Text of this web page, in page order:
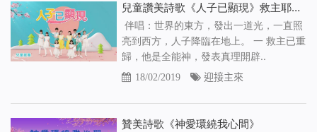
兒童讚美詩歌《人子已顯現》救主耶穌已重返人間
伴唱：世界的東方，發出一道光，一直照
亮到西方，人子降臨在地上。 一 救主已重
歸，他是全能神，發表真理開辟..
18/02/2019 迎接主來
贊美詩歌《神愛環繞我心間》